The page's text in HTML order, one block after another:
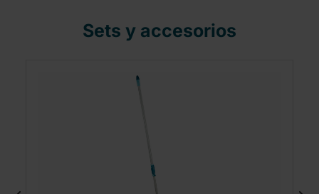
Sets y accesorios